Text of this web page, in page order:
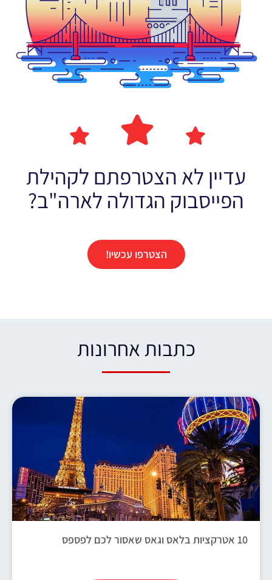
עדיין לא הצטרפתם לקהילת
הפייסבוק הגדולה לארה"ב?
הצטרפו עכשיו!
כתבות אחרונות​
10 אטרקציות בלאס וגאס שאסור לכם לפספס